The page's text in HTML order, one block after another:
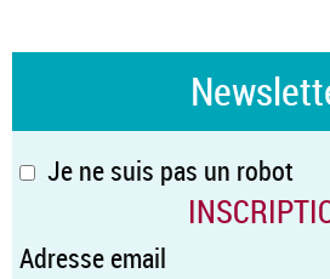
Je ne suis pas un robot
Adresse email